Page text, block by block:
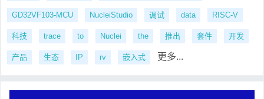
GD32VF103-MCU NucleiStudio 调试 data RISC-V
科技 trace to Nuclei the 推出 套件 开发
产品 生态 IP rv 嵌入式 更多...